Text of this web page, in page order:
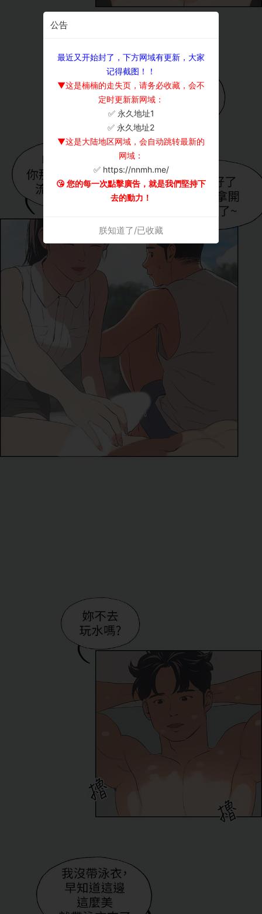
公告
最近又开始封了，下方网域有更新，大家
记得截图！！
▼这是楠楠的走失页，请务必收藏，会不
定时更新新网域：
✅ 永久地址1
✅ 永久地址2
▼这是大陆地区网域，会自动跳转最新的
网域：
✅ https://nnmh.me/
😘 您的每一次點擊廣告，就是我們堅持下
去的動力！
朕知道了/已收藏